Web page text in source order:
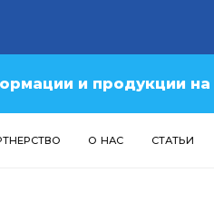
и продукции на
О НАС СТАТЬИ